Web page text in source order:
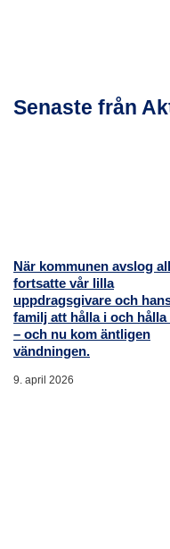
Senaste från
När kommunen avslog
fortsatte vår lilla
uppdragsgivare och
familj att hålla i och hålla
– och nu kom äntligen
vändningen.
9. april 2026